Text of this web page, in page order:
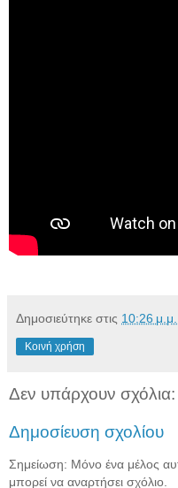
Δημοσιεύτηκε στις 10:26 μ.μ.
Κοινή χρήση
Δεν υπάρχουν σχόλια:
Δημοσίευση σχολίου
Σημείωση: Μόνο ένα μέλος
μπορεί να αναρτήσει σχόλιο.